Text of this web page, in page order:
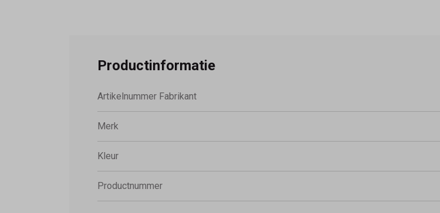
comfort van deRieker 49010-62
Productinformatie
Artikelnummer Fabrikant
Merk
Kleur
Productnummer